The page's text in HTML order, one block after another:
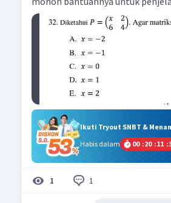
Ikuti Tryout SNBT &
Habis dalam
00 :20 :11 :
1 1